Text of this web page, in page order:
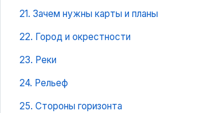
21. Зачем нужны карты и планы
22. Город и окрестности
23. Реки
24. Рельеф
25. Стороны горизонта